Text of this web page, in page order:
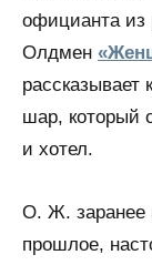
официанта из
Олдмен
рассказывает
шар, который
и хотел.
О. Ж. заранее
прошлое,